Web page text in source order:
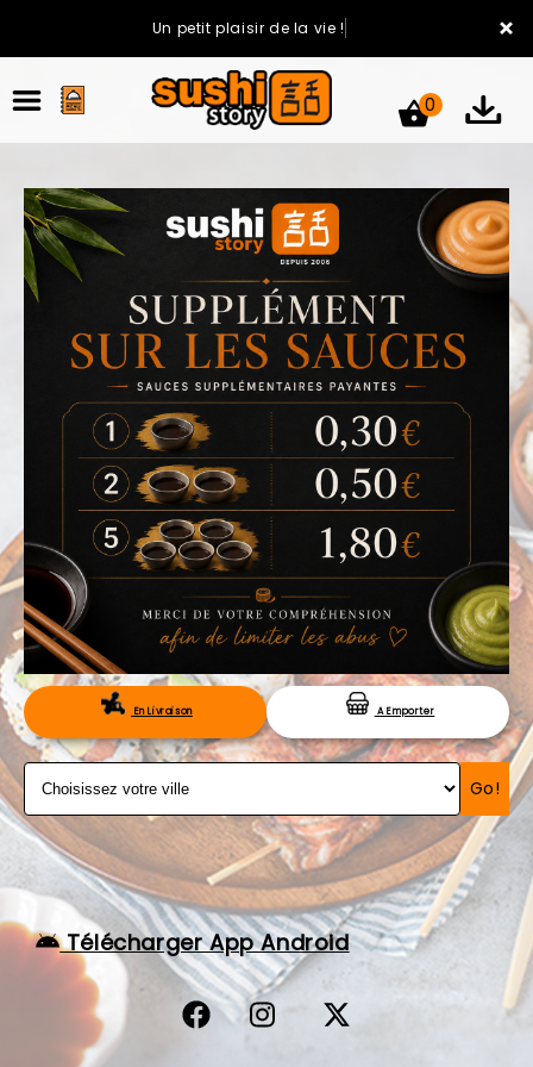
×
Un petit plaisir de la vie !
ACCUEIL
LA CARTE
VOTRE COMPTE
NOTRE RESTAURANT
VOS AVIS
MENTIONS LÉGALES
C.G.V
RÉSERVATION
0
En Livraison A Emporter
Go!
Télécharger App Android